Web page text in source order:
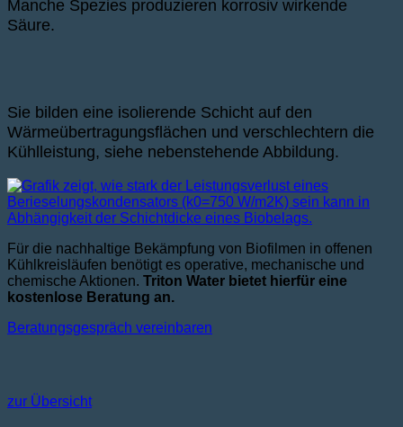
Manche Spezies produzieren korrosiv wirkende
Säure.
Sie bilden eine isolierende Schicht auf den
Wärmeübertragungsflächen und verschlechtern die
Kühlleistung, siehe nebenstehende Abbildung.
Für die nachhaltige Bekämpfung von Biofilmen in offenen
Kühlkreisläufen benötigt es operative, mechanische und
chemische Aktionen. Triton Water bietet hierfür eine
kostenlose Beratung an.
Beratungsgespräch vereinbaren
zur Übersicht